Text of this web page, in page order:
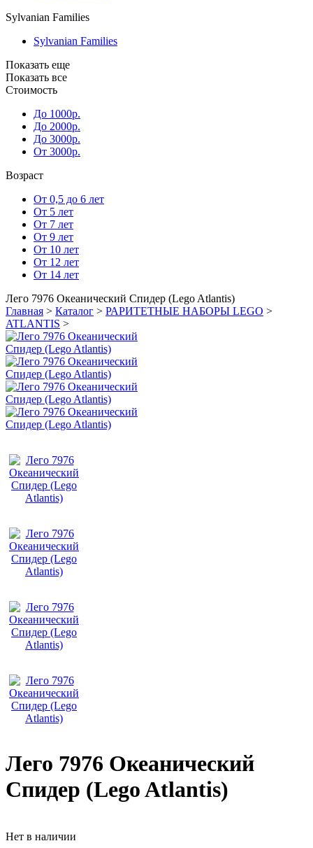
Sylvanian Families
Sylvanian Families
Показать еще
Показать все
Стоимость
До 1000р.
До 2000р.
До 3000р.
От 3000р.
Возраст
От 0,5 до 6 лет
От 5 лет
От 7 лет
От 9 лет
От 10 лет
От 12 лет
От 14 лет
Лего 7976 Океанический Спидер (Lego Atlantis)
Главная > Каталог > РАРИТЕТНЫЕ НАБОРЫ LEGO >
ATLANTIS >
Лего 7976 Океанический
Спидер (Lego Atlantis)
Нет в наличии